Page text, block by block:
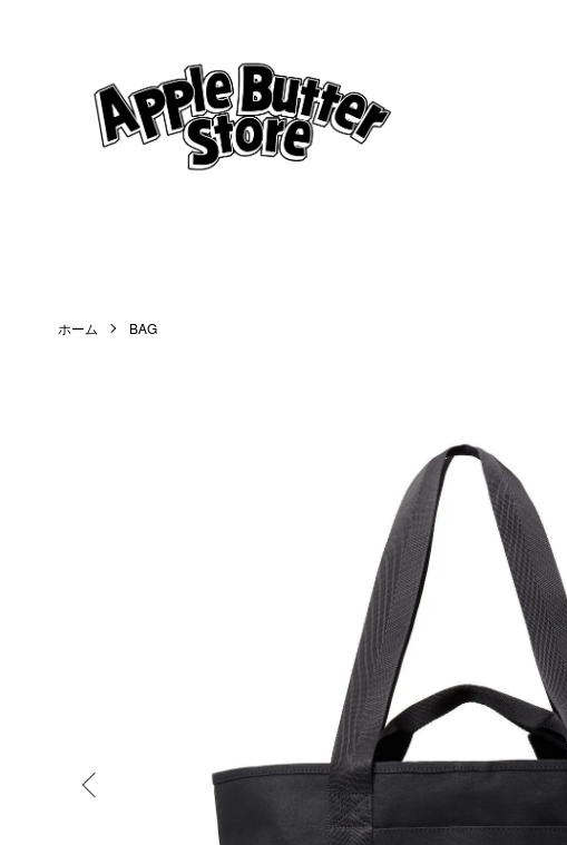
ホーム BAG